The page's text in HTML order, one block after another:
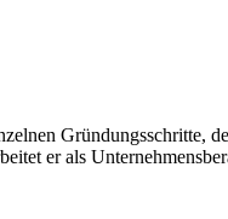
Gründungsschritte,
er als